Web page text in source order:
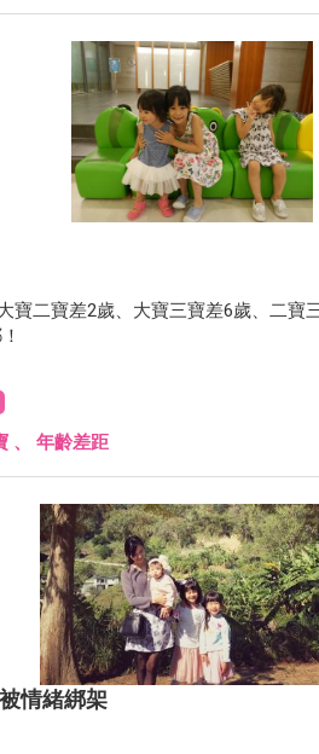
寶二寶差2歲、大寶三寶差6歲、二寶
、 年齡差距
情緒綁架